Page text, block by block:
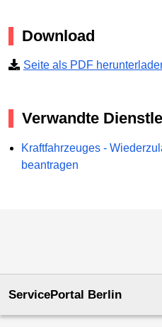
Download
Seite als PDF
Verwandte
Kraftfahrzeuges -
beantragen
ServicePortal Berlin